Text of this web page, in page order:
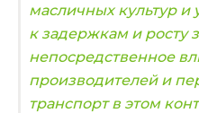
масличных культур и
к задержкам и росту
непосредственное
производителей и
транспорт в этом